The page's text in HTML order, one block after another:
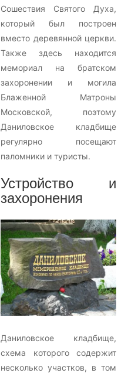
Сошествия Святого Духа,
который был построен
вместо деревянной церкви.
Также здесь находится
мемориал на братском
захоронении и могила
Блаженной Матроны
Московской, поэтому
Даниловское кладбище
регулярно посещают
паломники и туристы.
Устройство и
захоронения
Даниловское кладбище,
схема которого содержит
несколько участков, в том